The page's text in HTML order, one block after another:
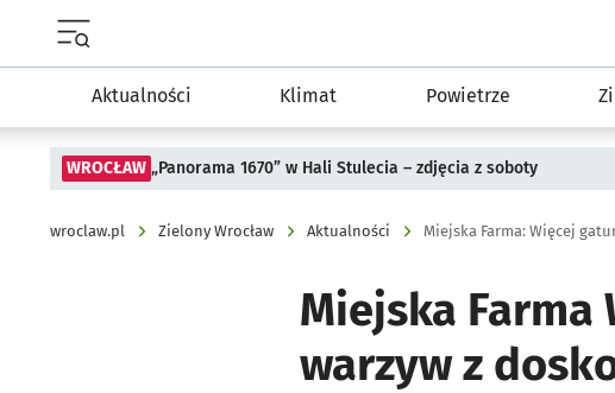
Aktualności Klimat Powietrze
WROCŁAW „Panorama 1670” w Hali Stulecia – zdjęcia z soboty
wroclaw.pl Zielony Wrocław Aktualności Miejska Farma: Więcej
Miejska Farma
warzyw z